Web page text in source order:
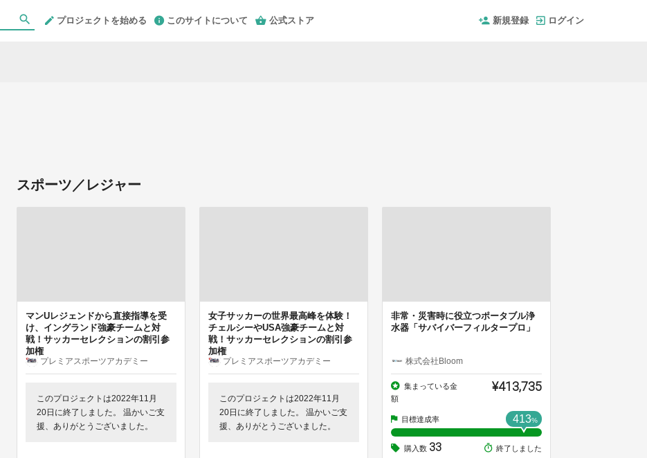
プロジェクトを始める このサイトについて 公式ストア 新規登録 ログイン
スポーツ／レジャー
マンUレジェンドから直接指導を受
け、イングランド強豪チームと対
戦！サッカーセレクションの割引参
加権
プレミアスポーツアカデミー
このプロジェクトは2022年11月
20日に終了しました。 温かいご支
援、ありがとうございました。
女子サッカーの世界最高峰を体験！
チェルシーやUSA強豪チームと対
戦！サッカーセレクションの割引参
加権
プレミアスポーツアカデミー
このプロジェクトは2022年11月
20日に終了しました。 温かいご支
援、ありがとうございました。
非常・災害時に役立つポータブル浄
水器「サバイバーフィルタープロ」
株式会社Bloom
集まっている金
額
¥413,735
目標達成率 413%
購入数 33 終了しました